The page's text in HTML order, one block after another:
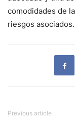
comodidades de
riesgos asociados.
Previous article